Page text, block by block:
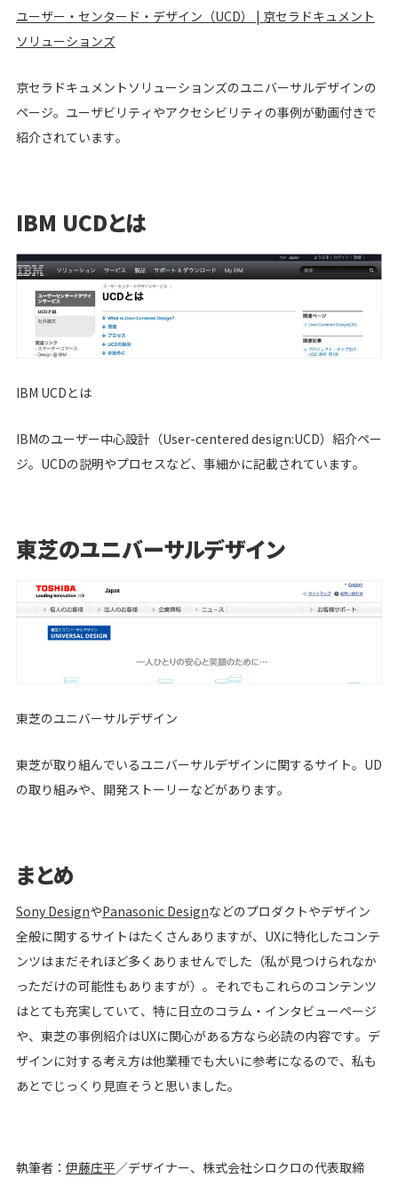
ユーザー・センタード・デザイン（UCD） | 京セラドキュメント
ソリューションズ
京セラドキュメントソリューションズのユニバーサルデザインの
ページ。ユーザビリティやアクセシビリティの事例が動画付きで
紹介されています。
IBM UCDとは
IBM UCDとは
IBMのユーザー中心設計（User-centered design:UCD）紹介ペー
ジ。UCDの説明やプロセスなど、事細かに記載されています。
東芝のユニバーサルデザイン
東芝のユニバーサルデザイン
東芝が取り組んでいるユニバーサルデザインに関するサイト。UD
の取り組みや、開発ストーリーなどがあります。
まとめ
Sony DesignやPanasonic Designなどのプロダクトやデザイン
全般に関するサイトはたくさんありますが、UXに特化したコンテ
ンツはまだそれほど多くありませんでした（私が見つけられなか
っただけの可能性もありますが）。それでもこれらのコンテンツ
はとても充実していて、特に日立のコラム・インタビューページ
や、東芝の事例紹介はUXに関心がある方なら必読の内容です。デ
ザインに対する考え方は他業種でも大いに参考になるので、私も
あとでじっくり見直そうと思いました。
執筆者： 伊藤庄平／デザイナー、株式会社シロクロの代表取締